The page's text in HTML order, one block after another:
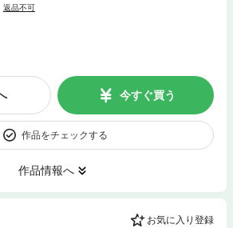
返品不可
今すぐ買う
作品をチェックする
作品情報へ
お気に入り登録